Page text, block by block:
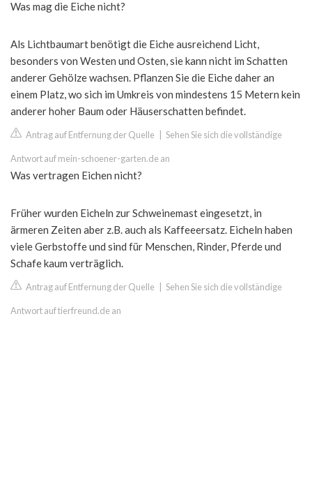
Was mag die Eiche nicht?
Als Lichtbaumart benötigt die Eiche ausreichend Licht,
besonders von Westen und Osten, sie kann nicht im Schatten
anderer Gehölze wachsen. Pflanzen Sie die Eiche daher an
einem Platz, wo sich im Umkreis von mindestens 15 Metern kein
anderer hoher Baum oder Häuserschatten befindet.
Antrag auf Entfernung der Quelle Sehen Sie sich die vollständige
Antwort auf mein-schoener-garten.de an
Was vertragen Eichen nicht?
Früher wurden Eicheln zur Schweinemast eingesetzt, in
ärmeren Zeiten aber z.B. auch als Kaffeeersatz. Eicheln haben
viele Gerbstoffe und sind für Menschen, Rinder, Pferde und
Schafe kaum verträglich.
Antrag auf Entfernung der Quelle Sehen Sie sich die vollständige
Antwort auf tierfreund.de an